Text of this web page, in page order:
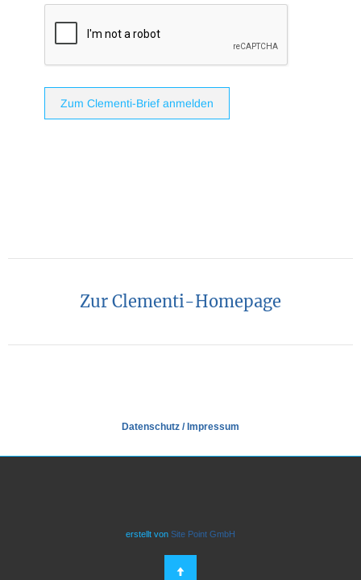
Zum Clementi-Brief anmelden
Zur Clementi-Homepage
Datenschutz / Impressum
erstellt von Site Point GmbH